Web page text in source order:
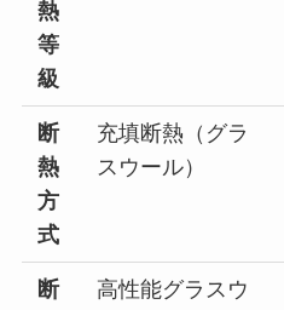
熱
等
級
断
熱
方
式
充填断熱（グラ
スウール）
断
高性能グラスウ